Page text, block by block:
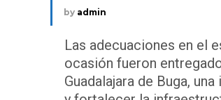
by admin
Las adecuaciones en el
ocasión fueron
Guadalajara de Buga,